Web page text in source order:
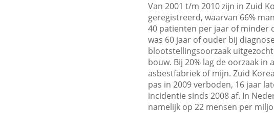
Van 2001 t/m 2010 zijn in Zuid
geregistreerd, waarvan 66%
40 patienten per jaar of minder
was 60 jaar of ouder bij
blootstellingsoorzaak
bouw. Bij 20% lag de oorzaak
asbestfabriek of mijn. Zuid
pas in 2009 verboden, 16 jaar
incidentie sinds 2008 af. In
namelijk op 22 mensen per